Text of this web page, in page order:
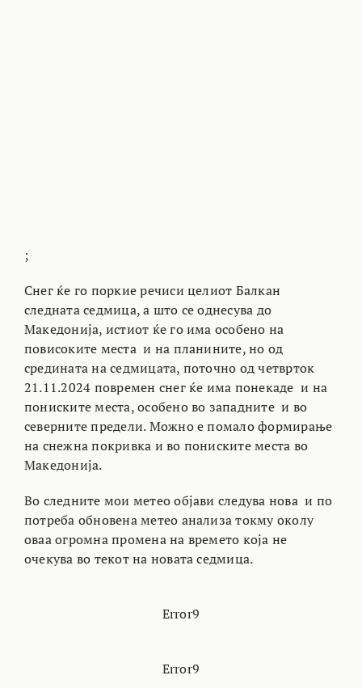
;
Снег ќе го поркие речиси целиот Балкан
следната седмица, а што се однесува до
Македонија, истиот ќе го има особено на
повисоките места и на планините, но од
средината на седмицата, поточно од четврток
21.11.2024 повремен снег ќе има понекаде и на
пониските места, особено во западните и во
северните предели. Можно е помало формирање
на снежна покривка и во пониските места во
Македонија.
Во следните мои метео објави следува нова и по
потреба обновена метео анализа токму околу
оваа огромна промена на времето која не
очекува во текот на новата седмица.
Error9
Error9